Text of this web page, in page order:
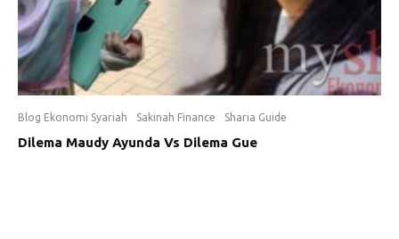
Blog Ekonomi Syariah Sakinah Finance Sharia Guide
Dilema Maudy Ayunda Vs Dilema Gue